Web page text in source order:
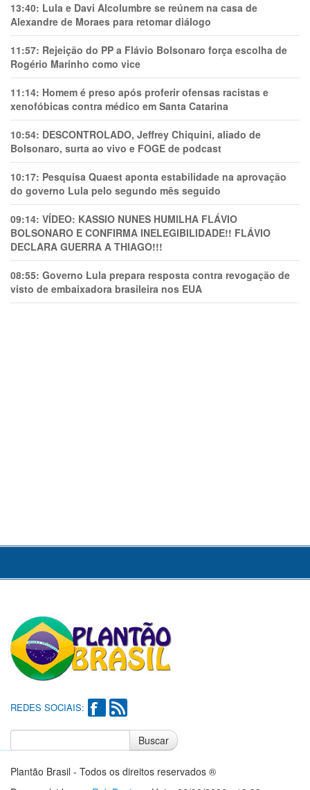
13:40: Lula e Davi Alcolumbre se reúnem na casa de
Alexandre de Moraes para retomar diálogo
11:57: Rejeição do PP a Flávio Bolsonaro força escolha de
Rogério Marinho como vice
11:14: Homem é preso após proferir ofensas racistas e
xenofóbicas contra médico em Santa Catarina
10:54: DESCONTROLADO, Jeffrey Chiquini, aliado de
Bolsonaro, surta ao vivo e FOGE de podcast
10:17: Pesquisa Quaest aponta estabilidade na aprovação
do governo Lula pelo segundo mês seguido
09:14: VÍDEO: KASSIO NUNES HUMlLHA FLÁVIO
BOLSONARO E CONFIRMA INELEGIBILIDADE!! FLÁVIO
DECLARA GUERRA A THIAGO!!!
08:55: Governo Lula prepara resposta contra revogação de
visto de embaixadora brasileira nos EUA
REDES SOCIAIS:
Buscar
Plantão Brasil - Todos os direitos reservados ®